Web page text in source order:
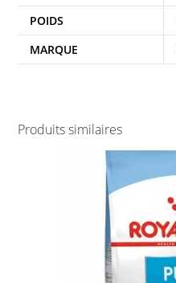
POIDS
MARQUE
Produits similaires